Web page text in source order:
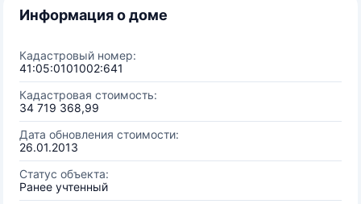
Информация о доме
Кадастровый номер:
41:05:0101002:641
Кадастровая стоимость:
34 719 368,99
Дата обновления стоимости:
26.01.2013
Статус объекта:
Ранее учтенный